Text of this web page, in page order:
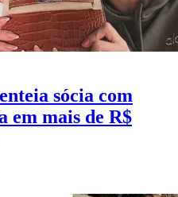
sócia com
em mais de R$